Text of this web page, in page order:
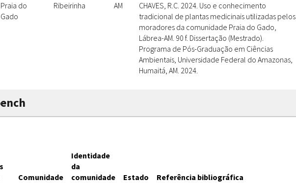
Praia do
Gado
Ribeirinha AM
CHAVES, R.C. 2024. Uso e conhecimento
tradicional de plantas medicinais utilizadas pelos
moradores da comunidade Praia do Gado,
Lábrea-AM. 90 f. Dissertação (Mestrado).
Programa de Pós-Graduação em Ciências
Ambientais, Universidade Federal do Amazonas,
Humaitá, AM. 2024.
Comunidade
Identidade
da
comunidade
Estado Referência bibliográfica